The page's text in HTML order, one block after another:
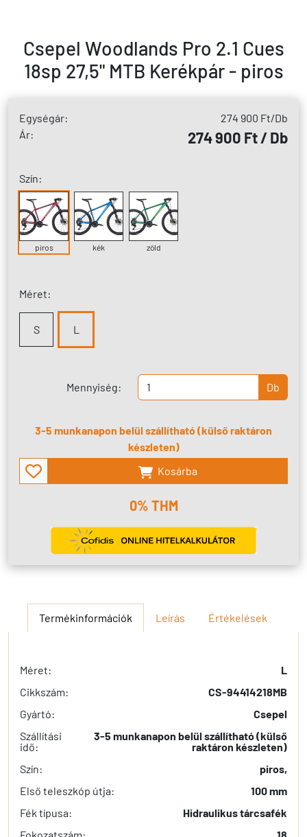
Csepel Woodlands Pro 2.1 Cues
18sp 27,5" MTB Kerékpár - piros
Egységár: 274 900 Ft/Db
Ár:
274 900 Ft / Db
Szín:
piros kék zöld
Méret:
S L
Mennyiség: Db
3-5 munkanapon belül szállítható (külső raktáron
készleten)
Kosárba
0% THM
Termékinformációk Leírás Értékelések
Méret:
L
Cikkszám:
CS-94414218MB
Gyártó:
Csepel
Szállítási
idő:
3-5 munkanapon belül szállítható (külső
raktáron készleten)
Szín:
piros,
Első teleszkóp útja:
100 mm
Fék típusa:
Hidraulikus tárcsafék